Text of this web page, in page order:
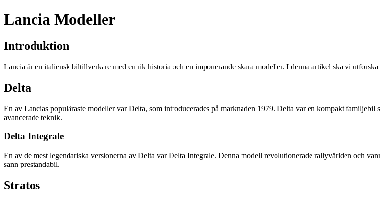
Lancia Modeller
Introduktion
Lancia är en italiensk biltillverkare med en rik historia och en imponerande skara modeller. I denna artikel ska vi
Delta
En av Lancias populäraste modeller var Delta, som introducerades på marknaden 1979. Delta var en kompakt
avancerade teknik.
Delta Integrale
En av de mest legendariska versionerna av Delta var Delta Integrale. Denna modell revolutionerade rallyvärlden och
sann prestandabil.
Stratos